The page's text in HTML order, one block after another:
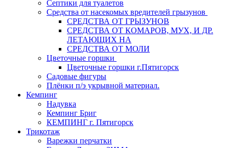
Септики для туалетов
Средства от насекомых вредителей грызунов
СPEДСТВА ОТ ГРЫЗУНОВ
СРЕДСТВА ОТ КОМАРОВ, МУХ, И ДР.
ЛЕТАЮЩИХ НА
СРЕДСТВА ОТ МОЛИ
Цветочные горшки
Цветочные горшки г.Пятигорск
Садовые фигуры
Плёнки п/э укрывной материал.
Кемпинг
Надувка
Кемпинг Бриг
КЕМПИНГ г. Пятигорск
Трикотаж
Варежки перчатки